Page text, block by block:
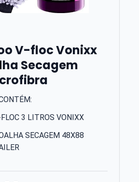
V-floc Vonixx
Secagem
3 LITROS VONIXX
SECAGEM 48X88